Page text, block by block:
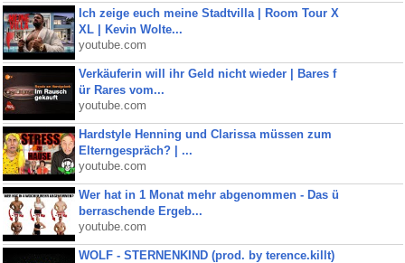
Ich zeige euch meine Stadtvilla | Room Tour X
XL | Kevin Wolte...
youtube.com
Verkäuferin will ihr Geld nicht wieder | Bares f
ür Rares vom...
youtube.com
Hardstyle Henning und Clarissa müssen zum
Elterngespräch? | ...
youtube.com
Wer hat in 1 Monat mehr abgenommen - Das ü
berraschende Ergeb...
youtube.com
WOLF - STERNENKIND (prod. by terence.killt)